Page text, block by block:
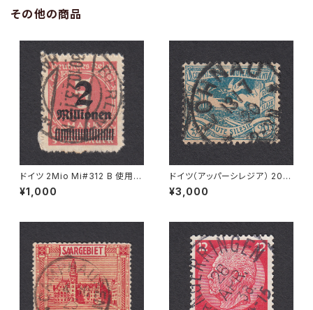
その他の商品
ドイツ 2Mio Mi#312 B 使用済
み切手｜BERLIN 30.10.1923
¥1,000
ドイツ（アッパーシレジア） 20Pf
Mi#18 使用済み切手｜LOHN
AU 13.7.1920
¥3,000